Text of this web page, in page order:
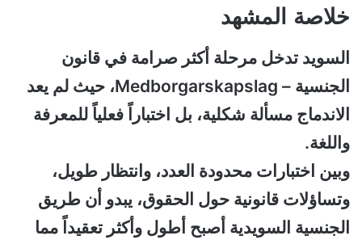
خلاصة المشهد
السويد تدخل مرحلة أكثر صرامة في قانون
الجنسية – Medborgarskapslag، حيث لم يعد
الاندماج مسألة شكلية، بل اختباراً فعلياً للمعرفة
واللغة.
وبين اختبارات محدودة العدد، وانتظار طويل،
وتساؤلات قانونية حول الحقوق، يبدو أن طريق
الجنسية السويدية أصبح أطول وأكثر تعقيداً مما